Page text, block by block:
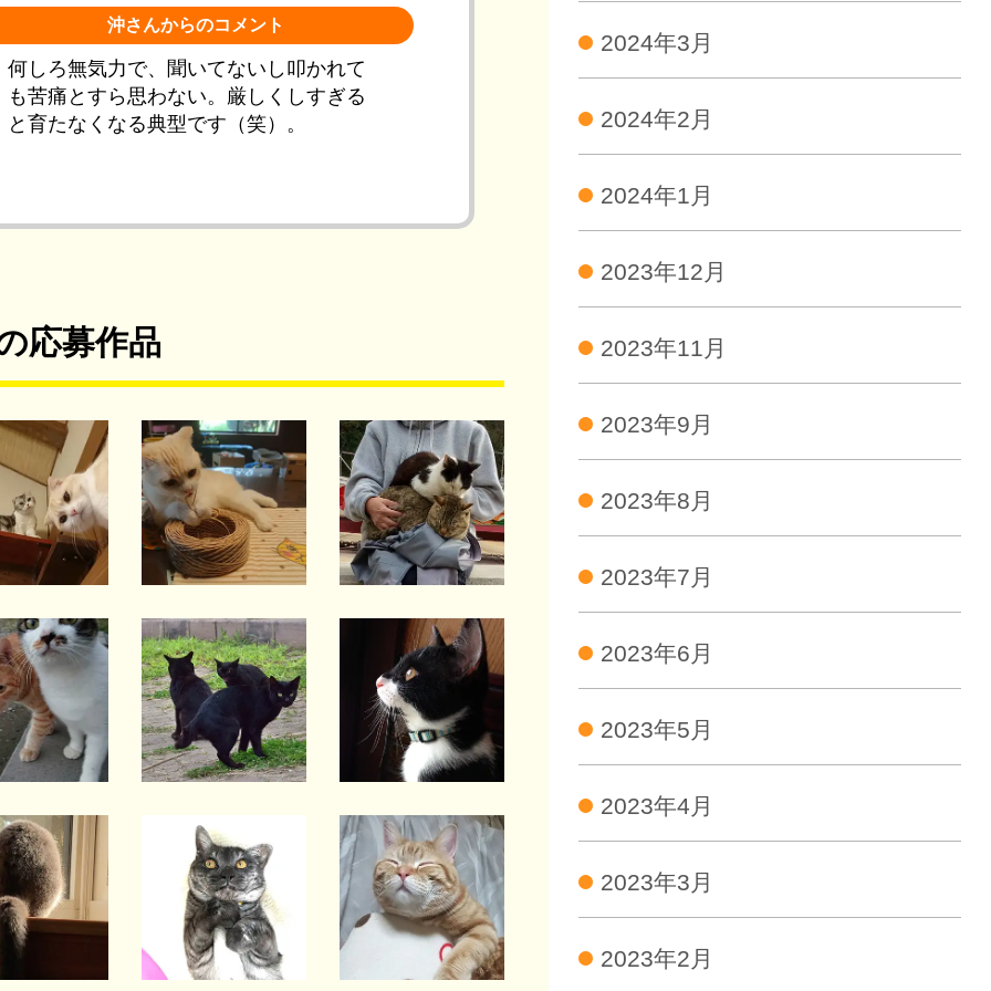
沖さんからのコメント
何しろ無気力で、聞いてないし叩かれて
も苦痛とすら思わない。厳しくしすぎる
と育たなくなる典型です（笑）。
応募作品
2024年3月
2024年2月
2024年1月
2023年12月
2023年11月
2023年9月
2023年8月
2023年7月
2023年6月
2023年5月
2023年4月
2023年3月
2023年2月